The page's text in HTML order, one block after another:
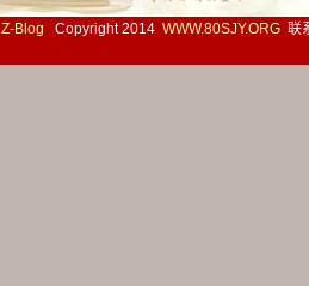
Z-Blog Copyright 2014 WWW.80SJY.ORG 联